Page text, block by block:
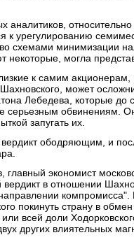
аналитиков,
к урегулированию
схемами минимизации
некоторые, могла
к самим
может
Лебедева, которые
серьезным обвинениям.
запугать их.
ободряющим, и
главный экономист
вердикт в отношении
компромисса".
покинуть страну в
или всей доли
других влиятельных